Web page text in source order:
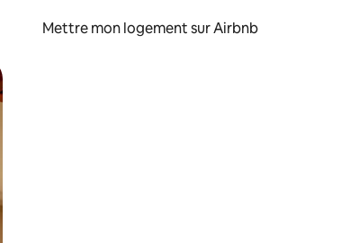
Mettre mon logement sur Airbnb